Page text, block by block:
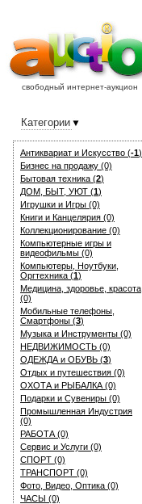
свободный интернет-аукцион
Антиквариат и Искуcство (-1)
Бизнес на продажу (0)
Бытовая техника (2)
ДОМ, БЫТ, УЮТ (1)
Игрушки и Игры (0)
Книги и Канцелярия (0)
Коллекционирование (0)
Компьютерные игры и
видеофильмы (0)
Компьютеры, Ноутбуки,
Оргтехника (1)
Медицина, здоровье, красота
(0)
Мобильные телефоны,
Смартфоны (3)
Музыка и Инструменты (0)
НЕДВИЖИМОСТЬ (0)
ОДЕЖДА и ОБУВЬ (3)
Отдых и путешествия (0)
ОХОТА и РЫБАЛКА (0)
Подарки и Сувениры (0)
Промышленная Индустрия
(0)
РАБОТА (0)
Сервис и Услуги (0)
СПОРТ (0)
ТРАНСПОРТ (0)
Фото, Видео, Оптика (0)
ЧАСЫ (0)
Категории